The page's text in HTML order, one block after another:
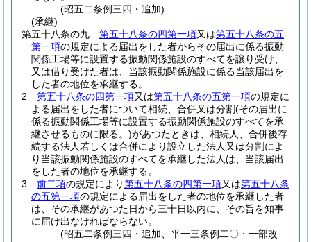
(昭五二条例三四・追加)
(承継)
第五十八条の九
第五十八条の四第一項又は第五十八条の五
第一項の規定による届出をした者からその届出に係る振動
関係工場等に設置する振動関係施設のすべてを譲り受け、
又は借り受けた者は、当該振動関係施設に係る当該届出を
した者の地位を承継する。
2
第五十八条の四第一項又は第五十八条の五第一項の規定に
よる届出をした者について相続、合併又は分割(その届出に
係る振動関係工場等に設置する振動関係施設のすべてを承
継させるものに限る。)があつたときは、相続人、合併後存
続する法人若しくは合併により設立した法人又は分割によ
り当該振動関係施設のすべてを承継した法人は、当該届出
をした者の地位を承継する。
3
前二項の規定により第五十八条の四第一項又は第五十八条
の五第一項の規定による届出をした者の地位を承継した者
は、その承継があつた日から三十日以内に、その旨を知事
に届け出なければならない。
(昭五二条例三四・追加、平一三条例二〇・一部改